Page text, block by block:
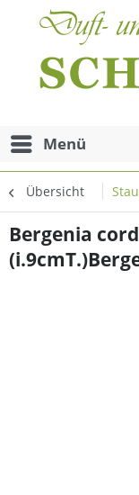
Menü
Übersicht
Bergenia